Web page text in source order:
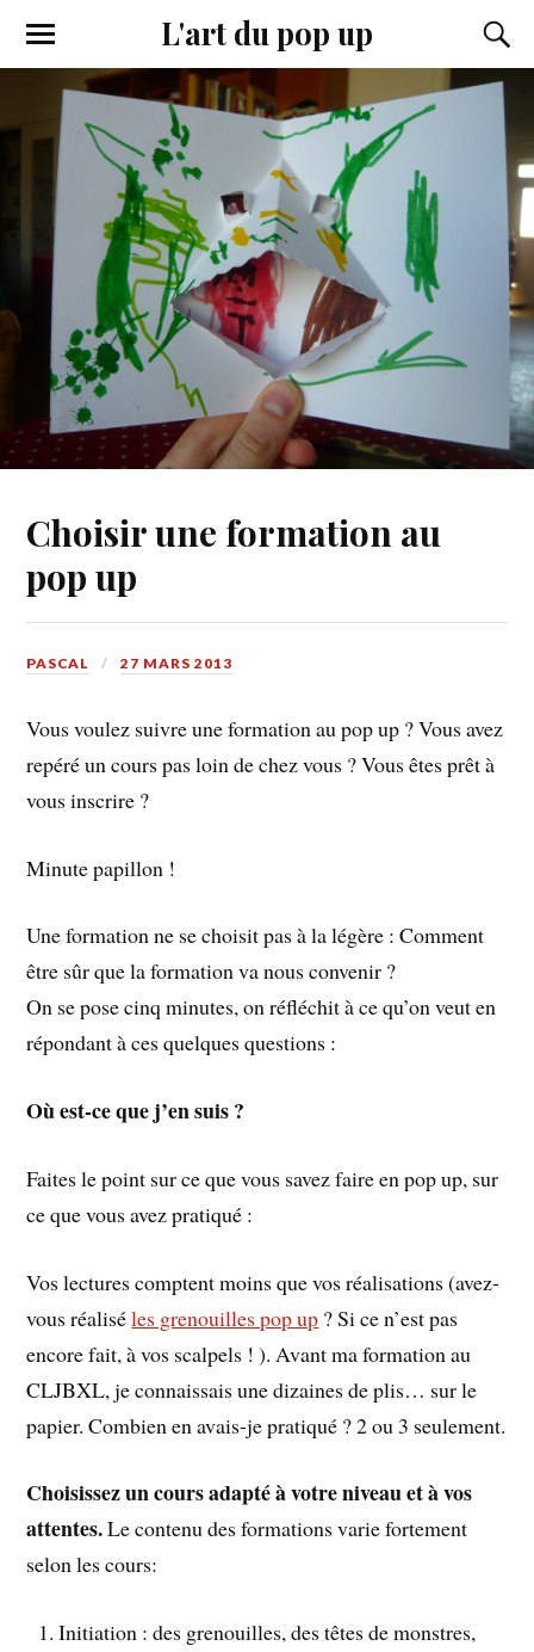
L'art du pop up
Choisir une formation au
pop up
PASCAL 27 MARS 2013
Vous voulez suivre une formation au pop up ? Vous avez
repéré un cours pas loin de chez vous ? Vous êtes prêt à
vous inscrire ?
Minute papillon !
Une formation ne se choisit pas à la légère : Comment
être sûr que la formation va nous convenir ?
On se pose cinq minutes, on réfléchit à ce qu’on veut en
répondant à ces quelques questions :
Où est-ce que j’en suis ?
Faites le point sur ce que vous savez faire en pop up, sur
ce que vous avez pratiqué :
Vos lectures comptent moins que vos réalisations (avez-
vous réaliséles grenouilles pop up ? Si ce n’est pas
encore fait, à vos scalpels ! ). Avant ma formation au
CLJBXL, je connaissais une dizaines de plis… sur le
papier. Combien en avais-je pratiqué ? 2 ou 3 seulement.
Choisissez un cours adapté à votre niveau et à vos
attentes.Le contenu des formations varie fortement
selon les cours:
Initiation : des grenouilles, des têtes de monstres,